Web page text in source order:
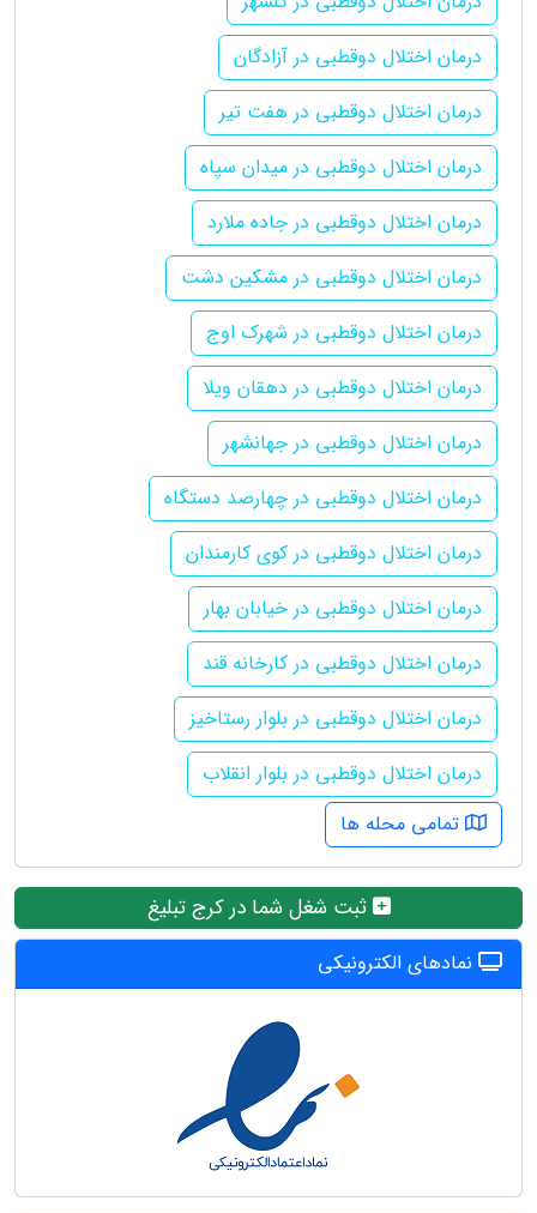
درمان اختلال دوقطبی در آزادگان
درمان اختلال دوقطبی در هفت تیر
درمان اختلال دوقطبی در میدان سپاه
درمان اختلال دوقطبی در جاده ملارد
درمان اختلال دوقطبی در مشکین دشت
درمان اختلال دوقطبی در شهرک اوج
درمان اختلال دوقطبی در دهقان ویلا
درمان اختلال دوقطبی در جهانشهر
درمان اختلال دوقطبی در چهارصد دستگاه
درمان اختلال دوقطبی در کوی کارمندان
درمان اختلال دوقطبی در خیابان بهار
درمان اختلال دوقطبی در کارخانه قند
درمان اختلال دوقطبی در بلوار رستاخیز
درمان اختلال دوقطبی در بلوار انقلاب
تمامی محله ها
ثبت شغل شما در کرج تبلیغ
نمادهای الکترونیکی